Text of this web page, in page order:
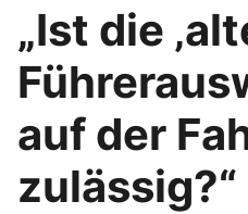
„Ist die
auf der
zulässig?“